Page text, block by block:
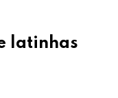
latinhas